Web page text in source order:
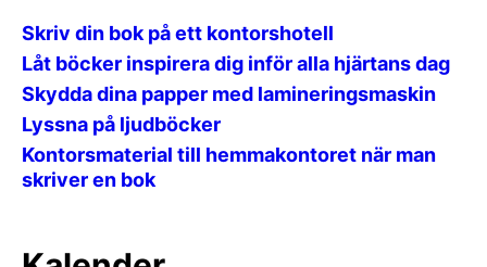
Skriv din bok på ett kontorshotell
Låt böcker inspirera dig inför alla hjärtans dag
Skydda dina papper med lamineringsmaskin
Lyssna på ljudböcker
Kontorsmaterial till hemmakontoret när man
skriver en bok